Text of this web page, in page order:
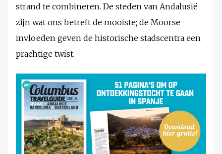
strand te combineren. De steden van Andalusië
zijn wat ons betreft de mooiste; de Moorse
invloeden geven de historische stadscentra een
prachtige twist.